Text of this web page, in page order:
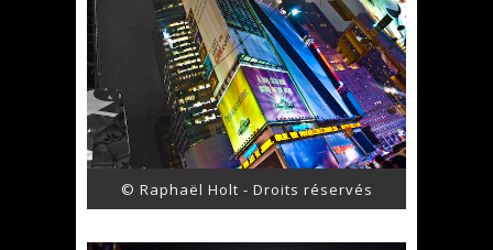
© Raphaël Holt - Droits réservés